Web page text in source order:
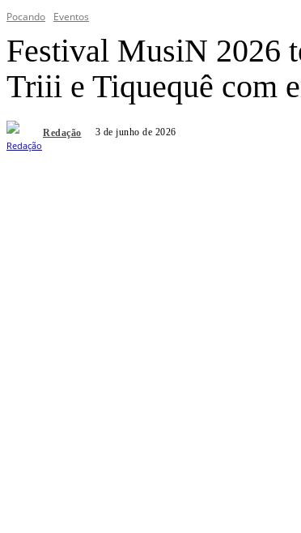
Pocando Eventos
Festival MusiN 2026
Triii e Tiquequê com
Redação 3 de junho de 2026